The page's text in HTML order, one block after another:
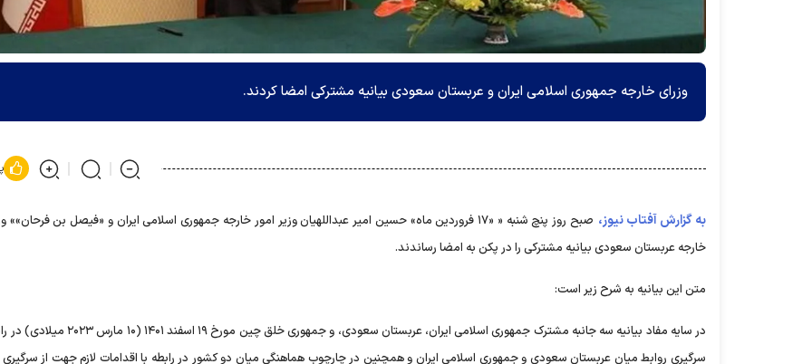
وزرای خارجه جمهوری اسلامی ایران و عربستان سعودی بیانیه مشترکی امضا کردند.
به گزارش آفتاب نیوز،
صبح روز پنچ شنبه « «۱۷ فروردین ماه» حسین امیر عبداللهیان وزیر امور خارجه جمهوری اسلامی ایران و «فیصل بن فرحان»»
خارجه عربستان سعودی بیانیه مشترکی را در پکن به امضا رساندند.
متن این بیانیه به شرح زیر است:
در سایه مفاد بیانیه سه جانبه مشترک جمهوری اسلامی ایران، عربستان سعودی، و جمهوری خلق
سرگیری روابط میان عربستان سعودی و جمهوری اسلامی ایران و همچنین در چارچوب هماهنگی میان دو کشور در رابطه با اقدامات لازم جهت از